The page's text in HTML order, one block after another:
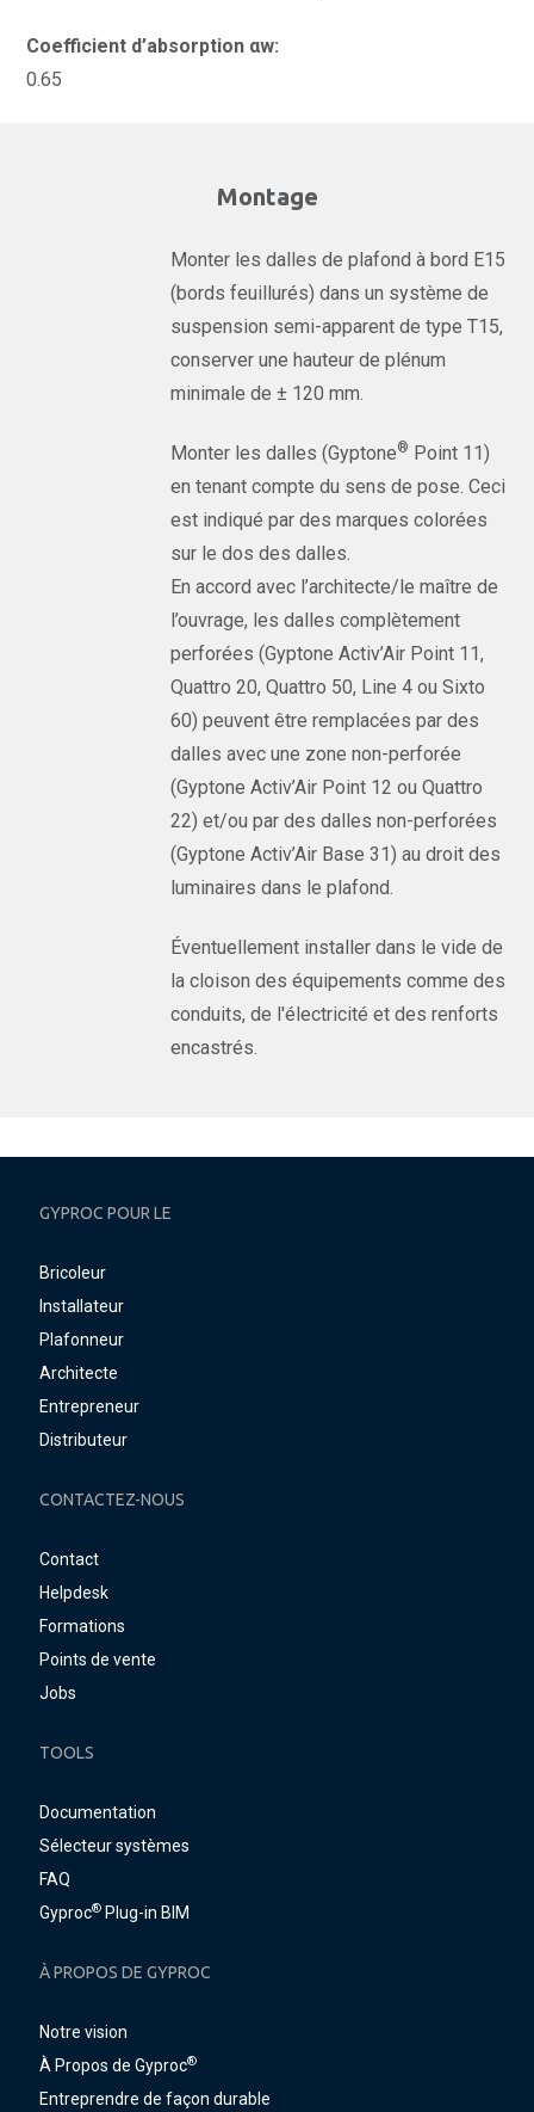
Coefficient d’absorption αw:
0.65
Montage
Monter les dalles de plafond à bord E15
(bords feuillurés) dans un système de
suspension semi-apparent de type T15,
conserver une hauteur de plénum
minimale de ± 120 mm.
Monter les dalles (Gyptone® Point 11)
en tenant compte du sens de pose. Ceci
est indiqué par des marques colorées
sur le dos des dalles.
En accord avec l’architecte/le maître de
l’ouvrage, les dalles complètement
perforées (Gyptone Activ’Air Point 11,
Quattro 20, Quattro 50, Line 4 ou Sixto
60) peuvent être remplacées par des
dalles avec une zone non-perforée
(Gyptone Activ’Air Point 12 ou Quattro
22) et/ou par des dalles non-perforées
(Gyptone Activ’Air Base 31) au droit des
luminaires dans le plafond.
Éventuellement installer dans le vide de
la cloison des équipements comme des
conduits, de l'électricité et des renforts
encastrés.
GYPROC POUR LE
Bricoleur
Installateur
Plafonneur
Architecte
Entrepreneur
Distributeur
CONTACTEZ-NOUS
Contact
Helpdesk
Formations
Points de vente
Jobs
TOOLS
Documentation
Sélecteur systèmes
FAQ
Gyproc® Plug-in BIM
À PROPOS DE GYPROC
Notre vision
À Propos de Gyproc®
Entreprendre de façon durable